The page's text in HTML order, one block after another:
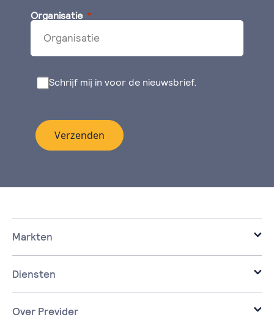
Organisatie
Schrijf mij in voor de nieuwsbrief.
Verzenden
Markten
it voor de zakelijke markt.
it voor corporaties.
Diensten
Infrastructure
Cloud
Over Previder